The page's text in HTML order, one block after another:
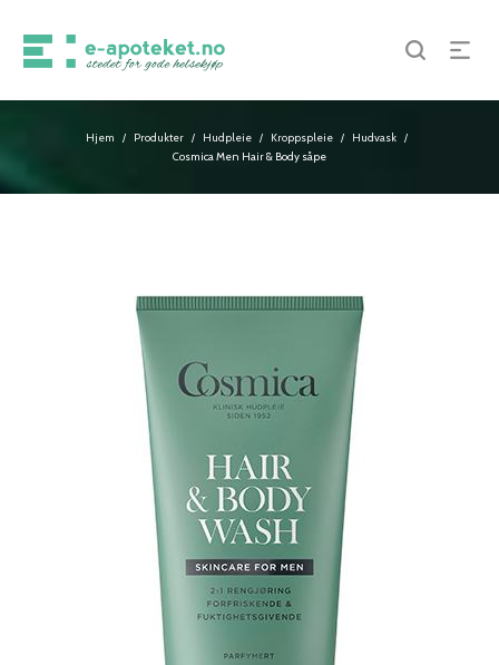
Hjem / Produkter / Hudpleie / Kroppspleie / Hudvask /
Cosmica Men Hair & Body såpe